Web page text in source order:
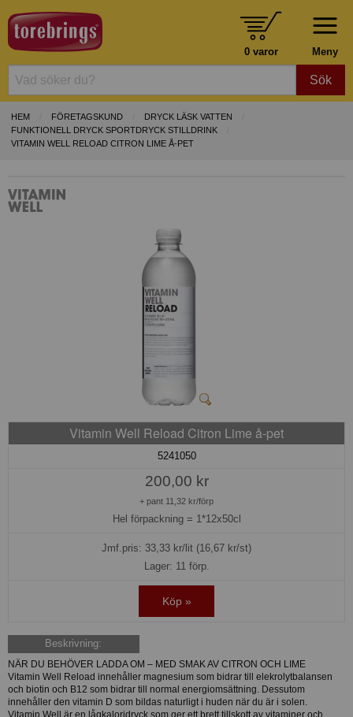
Meny
0 varor
Sök
HEM FÖRETAGSKUND
DRYCK LÄSK VATTEN
FUNKTIONELL DRYCK SPORTDRYCK STILLDRINK
VITAMIN WELL RELOAD CITRON LIME Å-PET
Vitamin Well Reload Citron Lime å-pet
5241050
200,00 kr
+ pant 11,32 kr/förp
Hel förpackning = 1*12x50cl
Jmf.pris: 33,33 kr/lit (16,67 kr/st)
Lager: 11 förp.
Köp »
Beskrivning:
NÄR DU BEHÖVER LADDA OM – MED SMAK AV CITRON OCH LIME
Vitamin Well Reload innehåller magnesium som bidrar till elekrolytbalansen
och biotin och B12 som bidrar till normal energiomsättning. Dessutom
innehåller den vitamin D som bildas naturligt i huden när du är i solen.
Vitamin Well är en lågkaloridryck som ger ett brett tillskott av vitaminer och